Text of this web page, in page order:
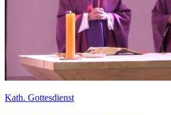
Kath. Gottesdienst